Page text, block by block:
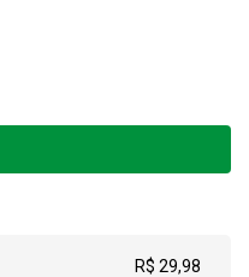
R$ 29,98